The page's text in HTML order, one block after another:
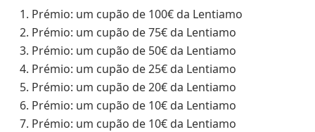
Persol
Prada
Todas as marcas
Prémio: um cupão de 100€ da Lentiamo
Prémio: um cupão de 75€ da Lentiamo
Prémio: um cupão de 50€ da Lentiamo
Prémio: um cupão de 25€ da Lentiamo
Prémio: um cupão de 20€ da Lentiamo
Prémio: um cupão de 10€ da Lentiamo
Prémio: um cupão de 10€ da Lentiamo